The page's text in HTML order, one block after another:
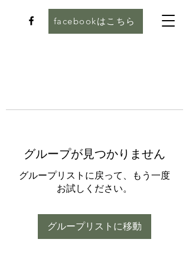
facebookはこちら
グループが見つかりません
グループリストに戻って、もう一度
お試しください。
グループリストに移動